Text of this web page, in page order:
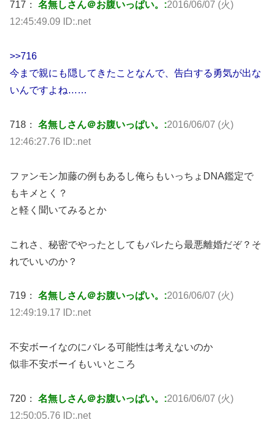
717： 名無しさん＠お腹いっぱい。:2016/06/07 (火)
12:45:49.09 ID:.net
>>716
今まで親にも隠してきたことなんで、告白する勇気が出な
いんですよね……
718： 名無しさん＠お腹いっぱい。:2016/06/07 (火)
12:46:27.76 ID:.net
ファンモン加藤の例もあるし俺らもいっちょDNA鑑定で
もキメとく？
と軽く聞いてみるとか
これさ、秘密でやったとしてもバレたら最悪離婚だぞ？そ
れでいいのか？
719： 名無しさん＠お腹いっぱい。:2016/06/07 (火)
12:49:19.17 ID:.net
不安ボーイなのにバレる可能性は考えないのか
似非不安ボーイもいいところ
720： 名無しさん＠お腹いっぱい。:2016/06/07 (火)
12:50:05.76 ID:.net